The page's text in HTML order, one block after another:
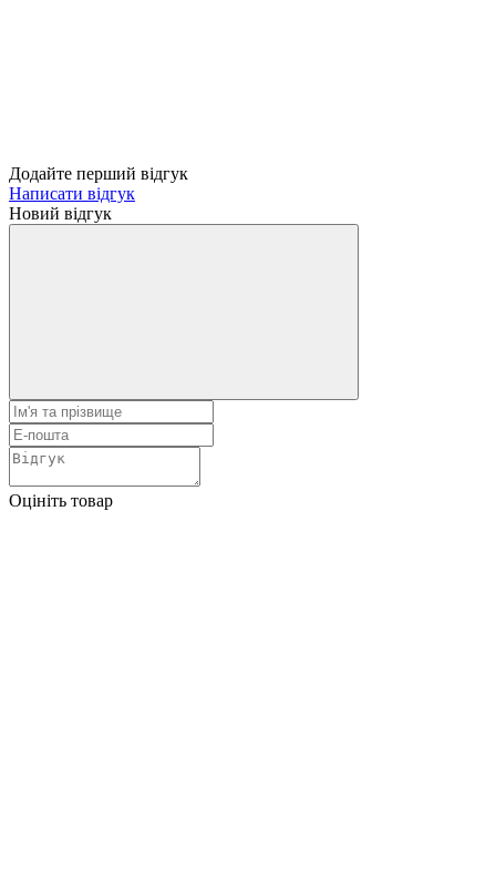
Додайте перший відгук
Написати відгук
Новий відгук
Оцініть товар